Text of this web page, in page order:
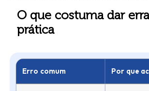
O que costuma dar
prática
Erro comum Por que